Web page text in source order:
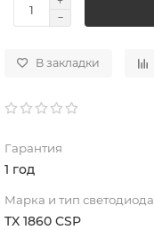
В закладки
Гарантия
1 год
Марка и тип светодиода
TX 1860 CSP